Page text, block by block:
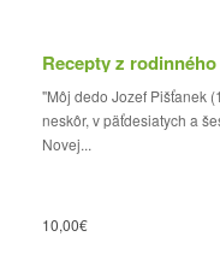
Recepty z
"Môj dedo Jozef Pišťanek
neskôr, v päťdesiatych a
Novej...
10,00€